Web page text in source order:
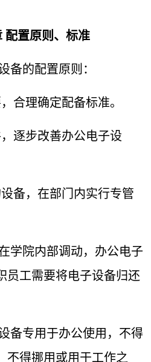
配置原则、标准
备的配置原则：
合理确定配备标准。
逐步改善办公电子设
备，在部门内实行专管
学院内部调动，办公电子
员工需要将电子设备归还
备专用于办公使用，不得
不得挪用或用于工作之